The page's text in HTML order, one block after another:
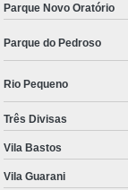
Parque Novo Oratório
Parque do Pedroso
Rio Pequeno
Três Divisas
Vila Bastos
Vila Guarani